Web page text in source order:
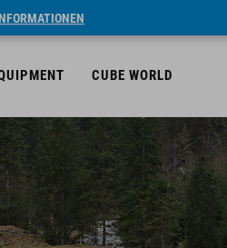
CUBE WORLD